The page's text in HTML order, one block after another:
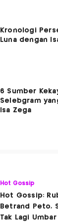
Kronologi
Luna dengan
6 Sumber
Selebgram
Isa Zega
Hot Gossip
Hot Gossip:
Betrand Peto,
Tak Lagi